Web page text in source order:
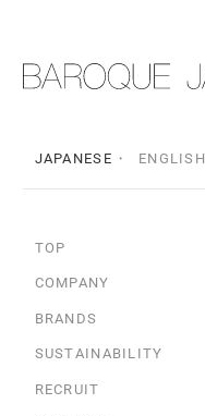
JAPANESE ENGLISH
TOP
COMPANY
BRANDS
SUSTAINABILITY
RECRUIT